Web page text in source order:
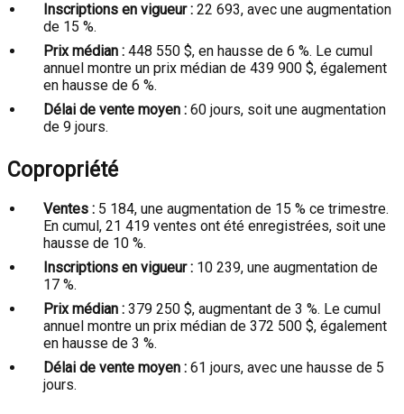
Inscriptions en vigueur : 22 693, avec une augmentation
de 15 %.
Prix médian : 448 550 $, en hausse de 6 %. Le cumul
annuel montre un prix médian de 439 900 $, également
en hausse de 6 %.
Délai de vente moyen : 60 jours, soit une augmentation
de 9 jours.
Copropriété
Ventes : 5 184, une augmentation de 15 % ce trimestre.
En cumul, 21 419 ventes ont été enregistrées, soit une
hausse de 10 %.
Inscriptions en vigueur : 10 239, une augmentation de
17 %.
Prix médian : 379 250 $, augmentant de 3 %. Le cumul
annuel montre un prix médian de 372 500 $, également
en hausse de 3 %.
Délai de vente moyen : 61 jours, avec une hausse de 5
jours.